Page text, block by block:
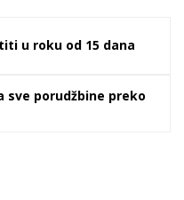
u roku od 15 dana
sve porudžbine preko